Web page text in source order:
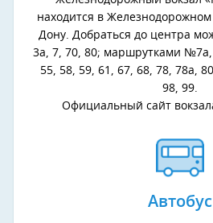
находится в
Дону. Добраться до центра
3а, 7, 70, 80; маршрутками №7а,
55, 58, 59, 61, 67, 68, 78, 78а,
98, 99.
Официальный сайт
Автобус